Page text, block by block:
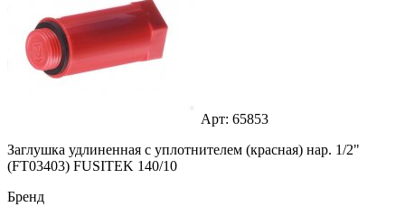
Арт: 65853
Заглушка удлиненная с уплотнителем (красная) нар. 1/2"
(FT03403) FUSITEK 140/10
Бренд